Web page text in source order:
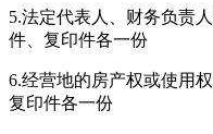
5.法定代表人、财务负责
件、复印件各一份
6.经营地的房产权或使用
复印件各一份